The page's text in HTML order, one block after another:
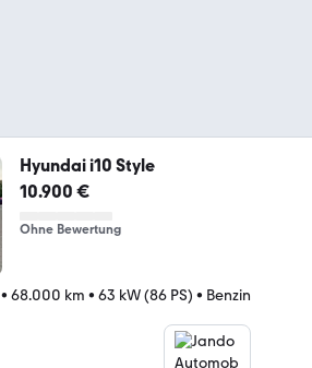
Hyundai i10 Style
10.900 €
Ohne Bewertung
• 68.000 km • 63 kW (86 PS) • Benzin